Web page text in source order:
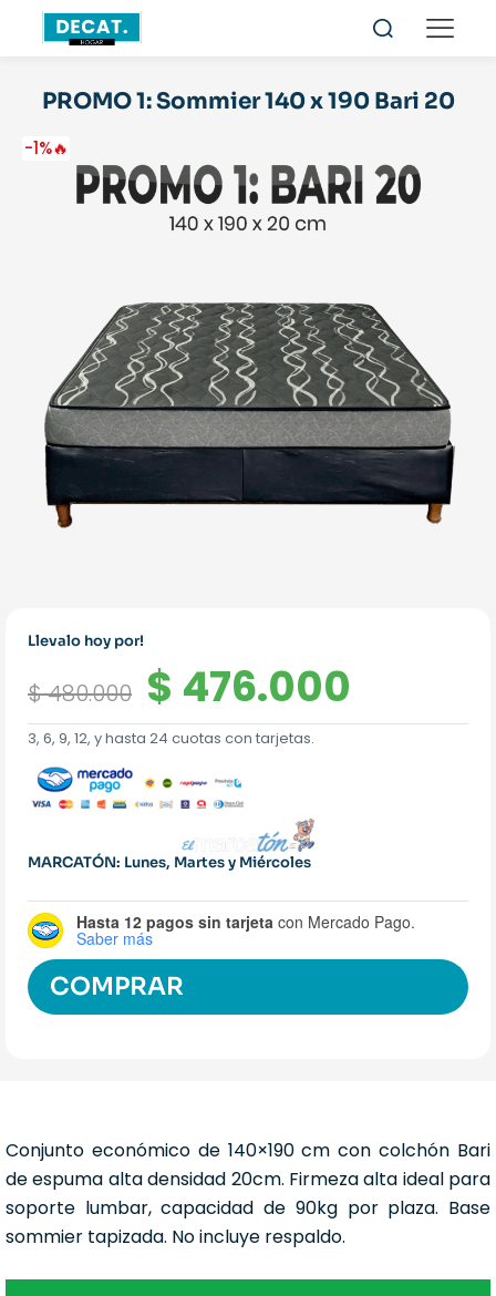
PROMO 1: Sommier 140 x 190 Bari 20
-1%🔥
Llevalo hoy por!
$480.000 El
precio
original
era:
$ 480.000.
$ 476.000
precio
3, 6, 9, 12, y hasta 24 cuotas con tarjetas.
MARCATÓN: Lunes, Martes y Miércoles
Hasta 12 pagos sin tarjeta con Mercado Pago.
Saber más
COMPRAR
Conjunto económico de 140×190 cm con colchón Bari
de espuma alta densidad 20cm. Firmeza alta ideal para
soporte lumbar, capacidad de 90kg por plaza. Base
sommier tapizada. No incluye respaldo.